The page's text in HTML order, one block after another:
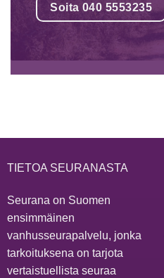
Soita 040 5553235
TIETOA SEURANASTA
Seurana on Suomen
ensimmäinen
vanhusseurapalvelu, jonka
tarkoituksena on tarjota
vertaistuellista seuraa